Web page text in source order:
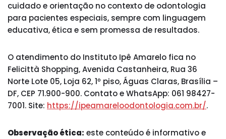
cuidado e orientação no contexto de odontologia
para pacientes especiais, sempre com linguagem
educativa, ética e sem promessa de resultados.
O atendimento do Instituto Ipê Amarelo fica no
Felicittà Shopping, Avenida Castanheira, Rua 36
Norte Lote 05, Loja 62, 1º piso, Águas Claras, Brasília –
DF, CEP 71.900-900. Contato e WhatsApp: 061 98427-
7001. Site: https://ipeamareloodontologia.com.br/.
Observação ética: este conteúdo é informativo e